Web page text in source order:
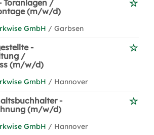
Toranlagen /
(m/w/d)
GmbH / Garbsen
-
/
(m/w/d)
GmbH / Hannover
-
(m/w/d)
GmbH / Hannover